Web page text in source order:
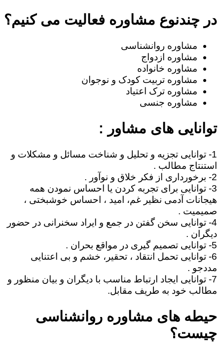
در چندنوع مشاوره فعالیت می کنیم؟
مشاوره روانشناسی
مشاوره ازدواج
مشاوره خانواده
مشاوره تربیت کودک و نوجوان
مشاوره ترک اعتیاد
مشاوره جنسی
توانایی های مشاور :
1- توانایی تجزیه و تحلیل و شناخت مسائل و مشکلات و
استنتاج مطالب .
2- برخورداری از فکر خلاق و نوآور .
3- توانایی برای تجربه کردن یا احساس نمودن همه
هیجانات آدمی نظیر غم، امید ، احساس خوشبختی ،
صمیمیت .
4- توانایی سخن گفتن در جمع و ایراد سخنرانی در حضور
دیگران .
5- توانایی تصمیم گیری در مواقع بحران .
6- توانایی تحمل انتقاد ، تحقیر، خشم و بی اعتنایی
مددجو .
7- توانایی ایجاد ارتباط مناسب با دیگران و بیان منظور و
مطالب خود به طریف مقابل.
حیطه های مشاوره روانشناسی
چیست؟